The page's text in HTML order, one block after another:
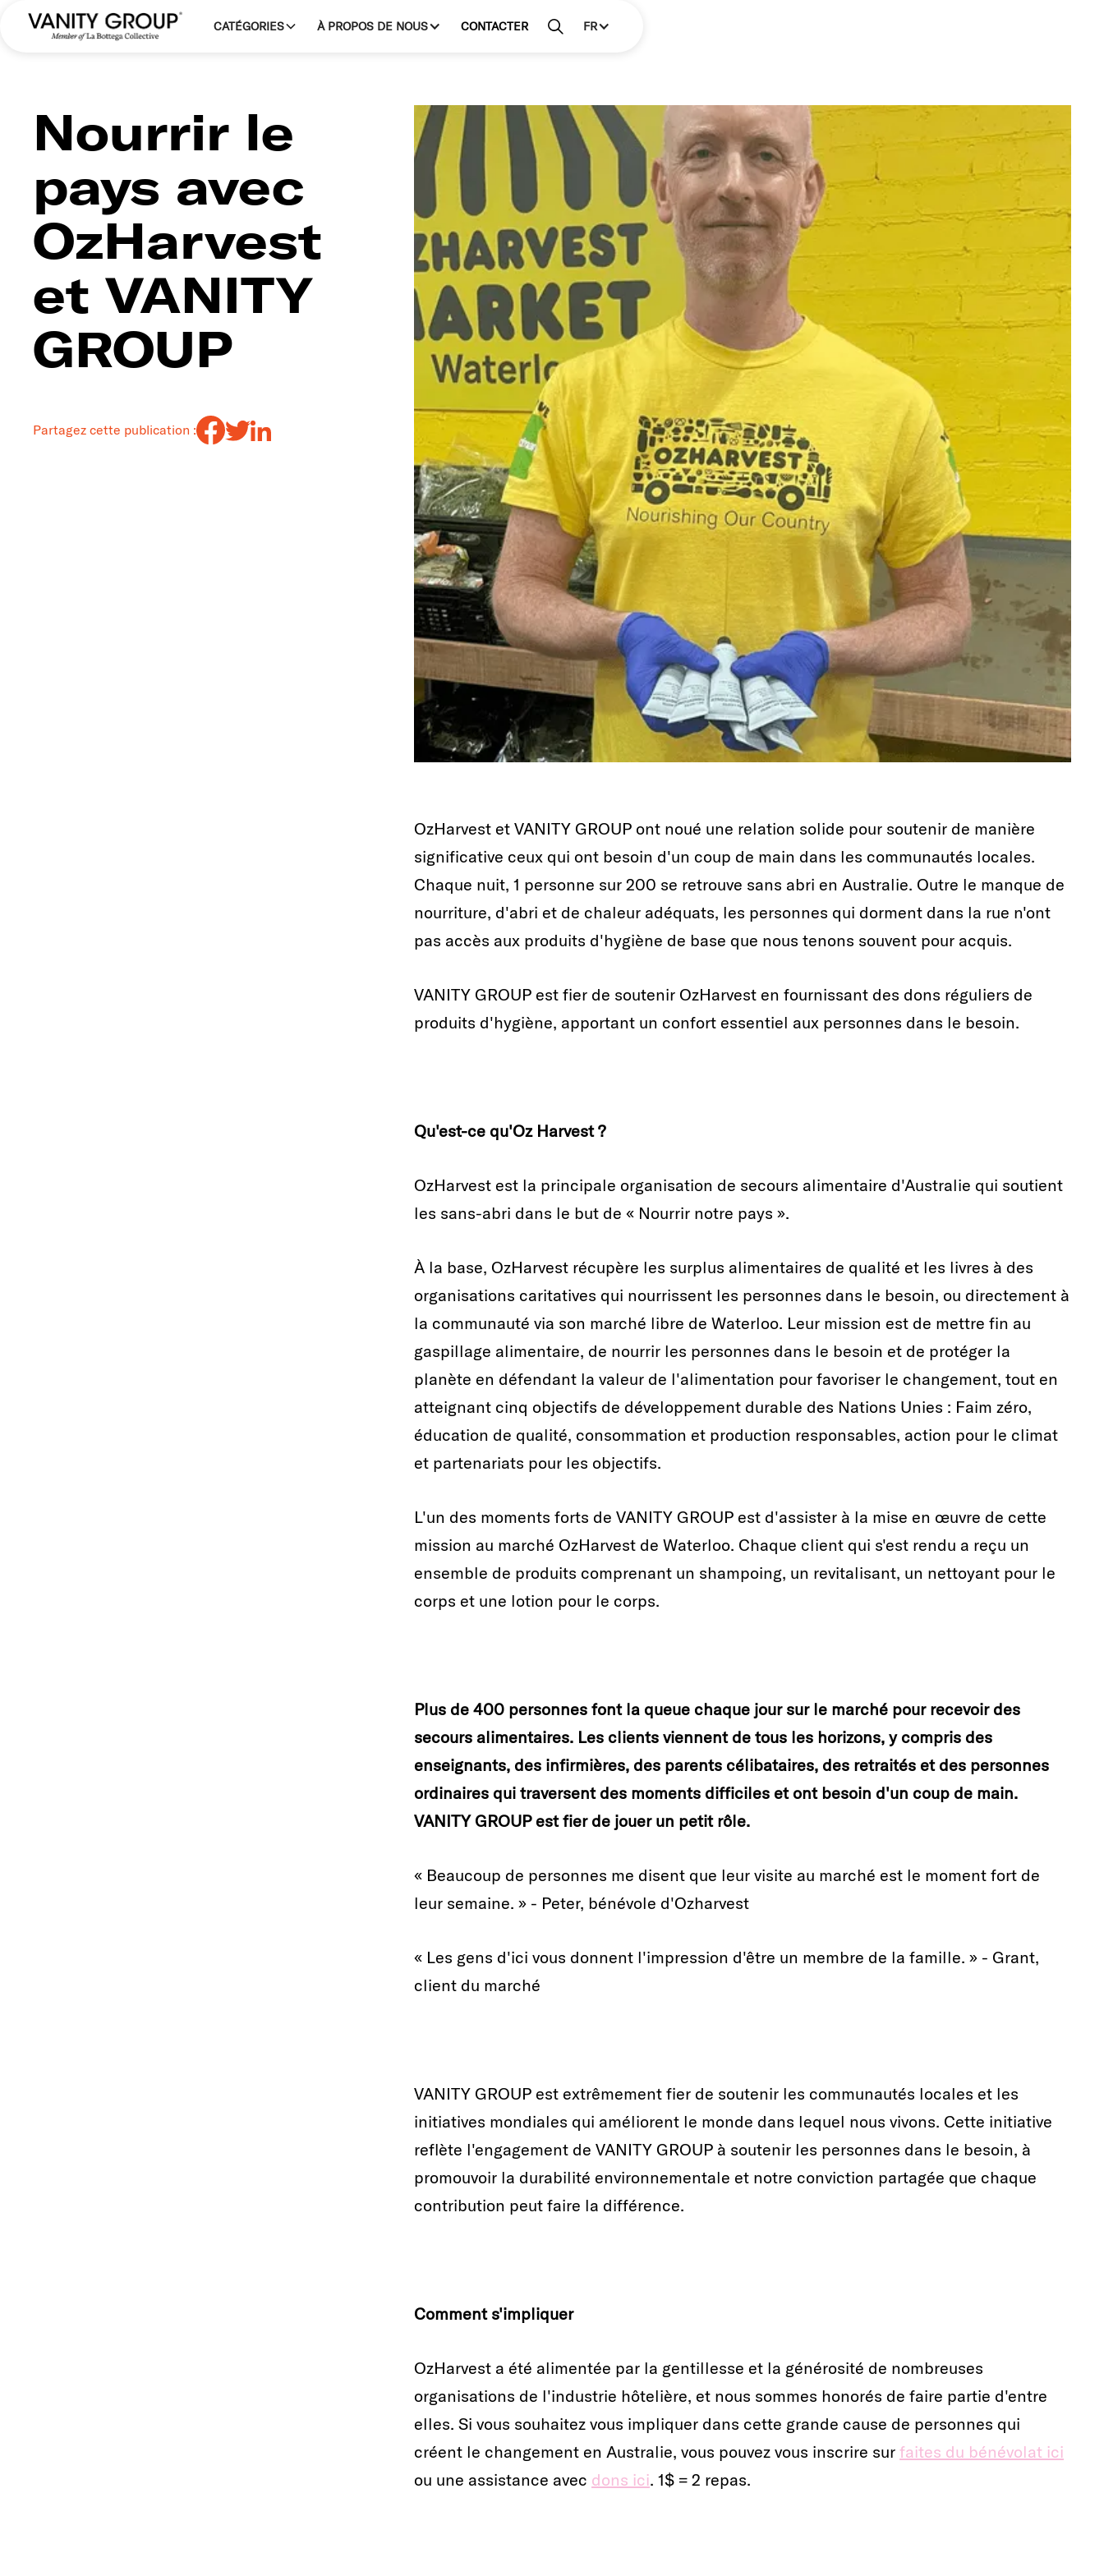
CATÉGORIES À PROPOS DE NOUS CONTACTER FR
Nourrir le
pays avec
OzHarvest
et VANITY
GROUP
Partagez cette publication :
OzHarvest et VANITY GROUP ont noué une relation solide pour soutenir de manière
significative ceux qui ont besoin d'un coup de main dans les communautés locales.
Chaque nuit, 1 personne sur 200 se retrouve sans abri en Australie. Outre le manque de
nourriture, d'abri et de chaleur adéquats, les personnes qui dorment dans la rue n'ont
pas accès aux produits d'hygiène de base que nous tenons souvent pour acquis.
VANITY GROUP est fier de soutenir OzHarvest en fournissant des dons réguliers de
produits d'hygiène, apportant un confort essentiel aux personnes dans le besoin.
Qu'est-ce qu'Oz Harvest ?
OzHarvest est la principale organisation de secours alimentaire d'Australie qui soutient
les sans-abri dans le but de « Nourrir notre pays ».
À la base, OzHarvest récupère les surplus alimentaires de qualité et les livres à des
organisations caritatives qui nourrissent les personnes dans le besoin, ou directement à
la communauté via son marché libre de Waterloo. Leur mission est de mettre fin au
gaspillage alimentaire, de nourrir les personnes dans le besoin et de protéger la
planète en défendant la valeur de l'alimentation pour favoriser le changement, tout en
atteignant cinq objectifs de développement durable des Nations Unies : Faim zéro,
éducation de qualité, consommation et production responsables, action pour le climat
et partenariats pour les objectifs.
L'un des moments forts de VANITY GROUP est d'assister à la mise en œuvre de cette
mission au marché OzHarvest de Waterloo. Chaque client qui s'est rendu a reçu un
ensemble de produits comprenant un shampoing, un revitalisant, un nettoyant pour le
corps et une lotion pour le corps.
Plus de 400 personnes font la queue chaque jour sur le marché pour recevoir des
secours alimentaires. Les clients viennent de tous les horizons, y compris des
enseignants, des infirmières, des parents célibataires, des retraités et des personnes
ordinaires qui traversent des moments difficiles et ont besoin d'un coup de main.
VANITY GROUP est fier de jouer un petit rôle.
« Beaucoup de personnes me disent que leur visite au marché est le moment fort de
leur semaine. » - Peter, bénévole d'Ozharvest
« Les gens d'ici vous donnent l'impression d'être un membre de la famille. » - Grant,
client du marché
VANITY GROUP est extrêmement fier de soutenir les communautés locales et les
initiatives mondiales qui améliorent le monde dans lequel nous vivons. Cette initiative
reflète l'engagement de VANITY GROUP à soutenir les personnes dans le besoin, à
promouvoir la durabilité environnementale et notre conviction partagée que chaque
contribution peut faire la différence.
Comment s'impliquer
OzHarvest a été alimentée par la gentillesse et la générosité de nombreuses
organisations de l'industrie hôtelière, et nous sommes honorés de faire partie d'entre
elles. Si vous souhaitez vous impliquer dans cette grande cause de personnes qui
créent le changement en Australie, vous pouvez vous inscrire sur faites du bénévolat ici
ou une assistance avec dons ici. 1$ = 2 repas.